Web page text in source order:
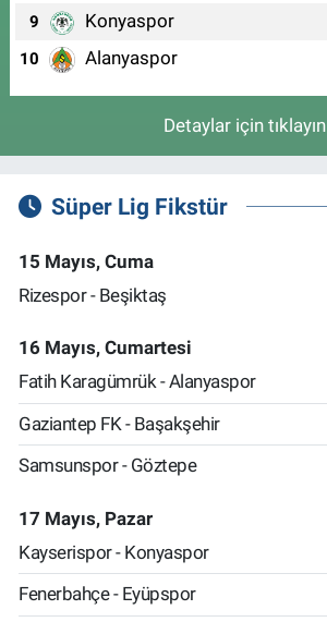
9 Konyaspor
10 Alanyaspor
Detaylar için tıklayın
Süper Lig Fikstür
15 Mayıs, Cuma
Rizespor - Beşiktaş
16 Mayıs, Cumartesi
Fatih Karagümrük - Alanyaspor
Gaziantep FK - Başakşehir
Samsunspor - Göztepe
17 Mayıs, Pazar
Kayserispor - Konyaspor
Fenerbahçe - Eyüpspor